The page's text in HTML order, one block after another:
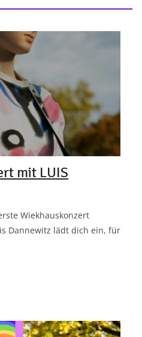
mit LUIS
Wiekhauskonzert
Dannewitz lädt dich ein, für